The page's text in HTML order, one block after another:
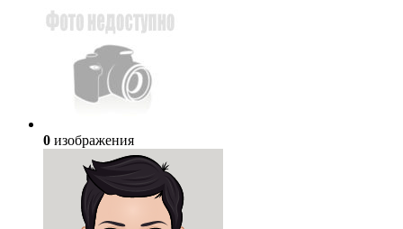
0 изображения